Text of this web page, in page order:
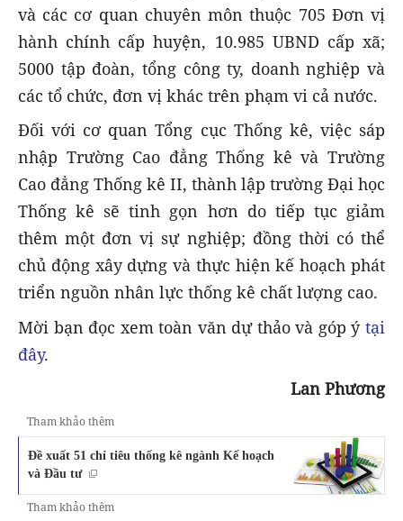
và các cơ quan chuyên môn thuộc 705 Đơn vị
hành chính cấp huyện, 10.985 UBND cấp xã;
5000 tập đoàn, tổng công ty, doanh nghiệp và
các tổ chức, đơn vị khác trên phạm vi cả nước.
Đối với cơ quan Tổng cục Thống kê, việc sáp
nhập Trường Cao đẳng Thống kê và Trường
Cao đẳng Thống kê II, thành lập trường Đại học
Thống kê sẽ tinh gọn hơn do tiếp tục giảm
thêm một đơn vị sự nghiệp; đồng thời có thể
chủ động xây dựng và thực hiện kế hoạch phát
triển nguồn nhân lực thống kê chất lượng cao.
Mời bạn đọc xem toàn văn dự thảo và góp ýtại
đây.
Lan Phương
Tham khảo thêm
Đề xuất 51 chỉ tiêu thống kê ngành Kế hoạch
và Đầu tư
Tham khảo thêm